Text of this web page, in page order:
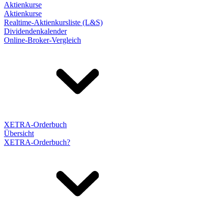
Aktienkurse
Aktienkurse
Realtime-Aktienkursliste (L&S)
Dividendenkalender
Online-Broker-Vergleich
XETRA-Orderbuch
Übersicht
XETRA-Orderbuch?